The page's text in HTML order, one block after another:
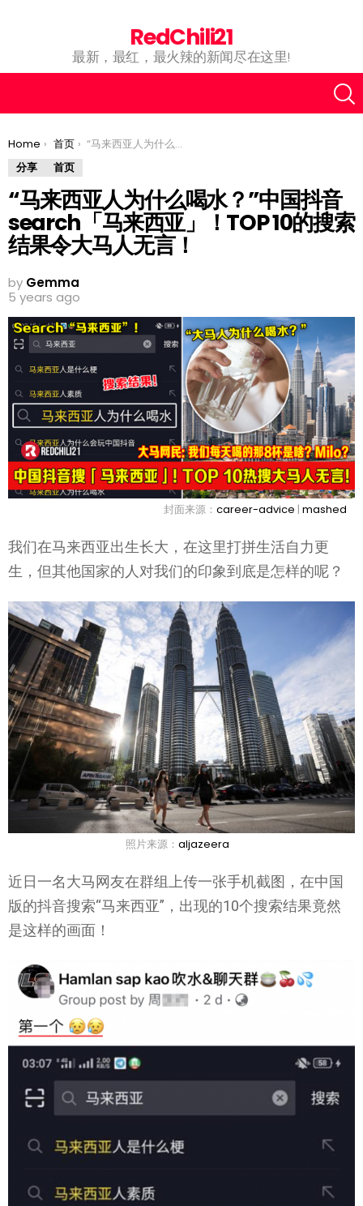
RedChili21
最新，最红，最火辣的新闻尽在这里!
You are here:
Home 首页
“马来西亚人为什么喝水？”中国抖音search「马来西亚」！TOP 10的搜索结果令大马人无言！
分享
首页
“马来西亚人为什么喝水？”中国抖音
search「马来西亚」！TOP 10的搜索
结果令大马人无言！
by Gemma
5 years ago
封面来源： career-advice | mashed
我们在马来西亚出生长大，在这里打拼生活自力更
生，但其他国家的人对我们的印象到底是怎样的呢？
照片来源： aljazeera
近日一名大马网友在群组上传一张手机截图，在中国
版的抖音搜索“马来西亚”，出现的10个搜索结果竟然
是这样的画面！